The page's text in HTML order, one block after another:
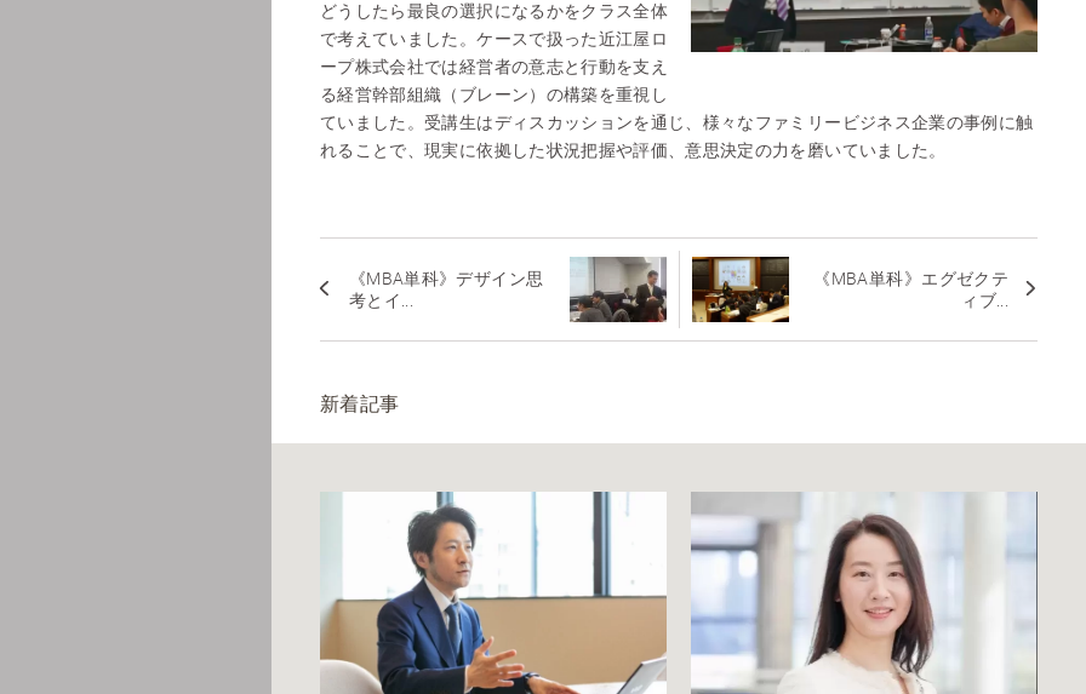
どうしたら最良の選択になるかをクラス全体
で考えていました。ケースで扱った近江屋ロ
ープ株式会社では経営者の意志と行動を支え
る経営幹部組織（ブレーン）の構築を重視し
ていました。受講生はディスカッションを通じ、様々なファミリービジネス企業の事例に触
れることで、現実に依拠した状況把握や評価、意思決定の力を磨いていました。
《MBA単科》デザイン思
考とイ...
《MBA単科》エグゼクテ
ィブ...
新着記事